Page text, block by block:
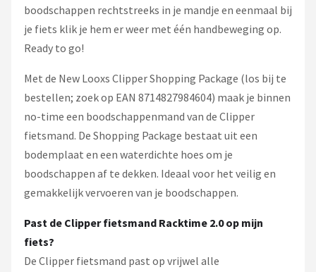
boodschappen rechtstreeks in je mandje en eenmaal bij
je fiets klik je hem er weer met één handbeweging op.
Ready to go!
Met de New Looxs Clipper Shopping Package (los bij te
bestellen; zoek op EAN 8714827984604) maak je binnen
no-time een boodschappenmand van de Clipper
fietsmand. De Shopping Package bestaat uit een
bodemplaat en een waterdichte hoes om je
boodschappen af te dekken. Ideaal voor het veilig en
gemakkelijk vervoeren van je boodschappen.
Past de Clipper fietsmand Racktime 2.0op mijn
fiets?
De Clipper fietsmand past op vrijwel alle